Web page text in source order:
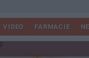
VIDEO FARMACIE